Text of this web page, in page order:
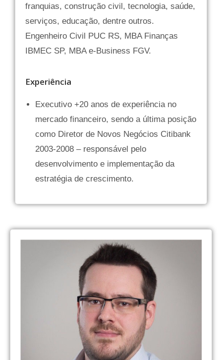
franquias, construção civil, tecnologia, saúde,
serviços, educação, dentre outros.
Engenheiro Civil PUC RS, MBA Finanças
IBMEC SP, MBA e-Business FGV.
Experiência
Executivo +20 anos de experiência no
mercado financeiro, sendo a última posição
como Diretor de Novos Negócios Citibank
2003-2008 – responsável pelo
desenvolvimento e implementação da
estratégia de crescimento.